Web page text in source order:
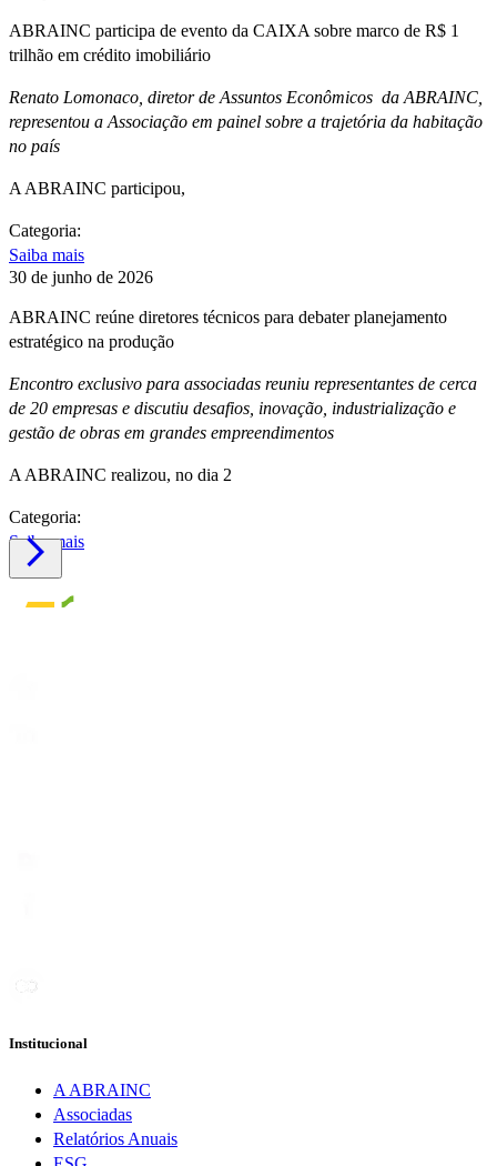
ABRAINC participa de evento da CAIXA sobre marco de R$ 1
trilhão em crédito imobiliário
Renato Lomonaco, diretor de Assuntos Econômicos da ABRAINC,
representou a Associação em painel sobre a trajetória da habitação
no país
A ABRAINC participou,
Categoria:
Saiba mais
30 de junho de 2026
ABRAINC reúne diretores técnicos para debater planejamento
estratégico na produção
Encontro exclusivo para associadas reuniu representantes de cerca
de 20 empresas e discutiu desafios, inovação, industrialização e
gestão de obras em grandes empreendimentos
A ABRAINC realizou, no dia 2
Categoria:
Saiba mais

Institucional
A ABRAINC
Associadas
Relatórios Anuais